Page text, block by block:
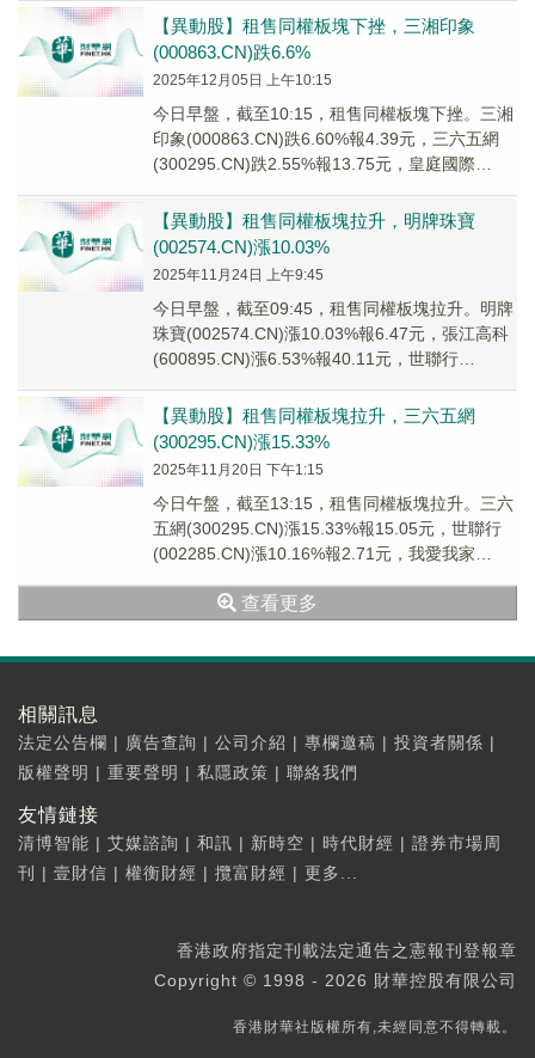
【異動股】租售同權板塊下挫，三湘印象
(000863.CN)跌6.6%
2025年12月05日 上午10:15
今日早盤，截至10:15，租售同權板塊下挫。三湘
印象(000863.CN)跌6.60%報4.39元，三六五網
(300295.CN)跌2.55%報13.75元，皇庭國際
【異動股】租售同權板塊拉升，明牌珠寶
(002574.CN)漲10.03%
2025年11月24日 上午9:45
今日早盤，截至09:45，租售同權板塊拉升。明牌
珠寶(002574.CN)漲10.03%報6.47元，張江高科
(600895.CN)漲6.53%報40.11元，世聯行
【異動股】租售同權板塊拉升，三六五網
(300295.CN)漲15.33%
2025年11月20日 下午1:15
今日午盤，截至13:15，租售同權板塊拉升。三六
五網(300295.CN)漲15.33%報15.05元，世聯行
(002285.CN)漲10.16%報2.71元，我愛我家
查看更多
相關訊息
法定公告欄 | 廣告查詢 | 公司介紹 | 專欄邀稿 | 投資者關係 |
版權聲明 | 重要聲明 | 私隱政策 | 聯絡我們
友情鏈接
清博智能 | 艾媒諮詢 | 和訊 | 新時空 | 時代財經 | 證券市場周
刊
| 壹財信 | 權衡財經 | 攬富財經 | 更多...
香港政府指定刊載法定通告之憲報刊登報章
Copyright © 1998 - 2026 財華控股有限公司
香港財華社版權所有,未經同意不得轉載。